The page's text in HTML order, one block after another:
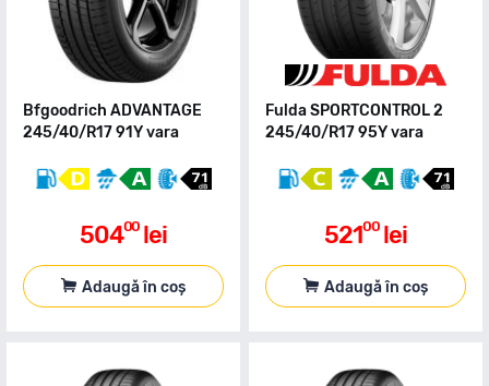
Bfgoodrich ADVANTAGE
245/40/R17 91Y vara
50400 lei
Adaugă în coș
Fulda SPORTCONTROL 2
245/40/R17 95Y vara
52100 lei
Adaugă în coș